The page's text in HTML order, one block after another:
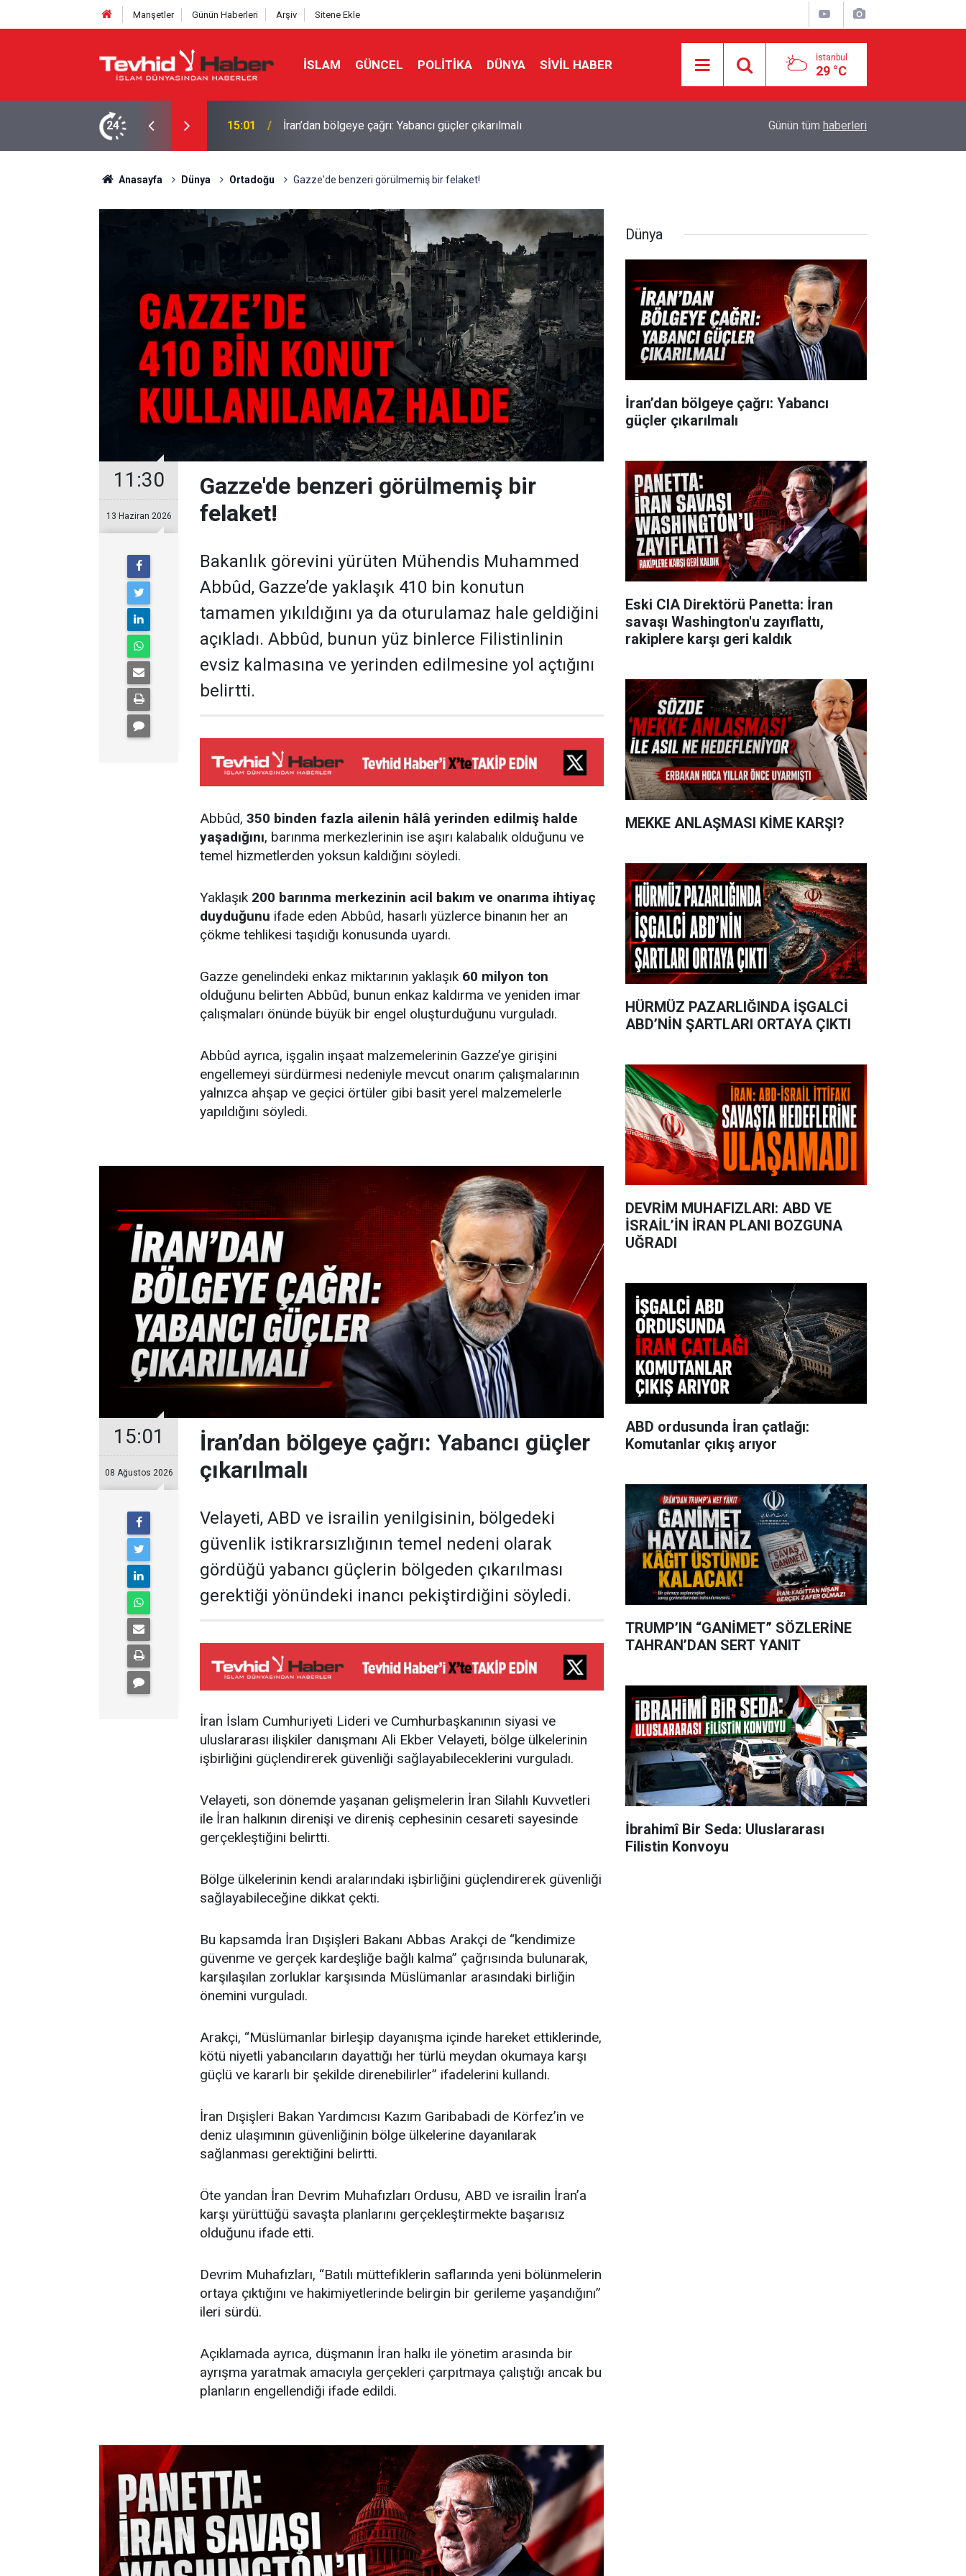
Manşetler Günün Haberleri Arşiv Sitene Ekle
İSLAM GÜNCEL POLITIKA DÜNYA SIVIL HABER İstanbul
29 °C
24 14:17
Eski CIA Direktörü Panetta: İran savaşı Washington'u zayıflattı, rakiplere karşı
geri kaldık
MEKKE ANLAŞMASI KİME KARŞI?
Günün tüm haberleri
Anasayfa Dünya Ortadoğu Gazze'de benzeri görülmemiş bir felaket!
11:30
13 Haziran 2026
Gazze'de benzeri görülmemiş bir
felaket!
Bakanlık görevini yürüten Mühendis Muhammed
Abbûd, Gazze’de yaklaşık 410 bin konutun
tamamen yıkıldığını ya da oturulamaz hale geldiğini
açıkladı. Abbûd, bunun yüz binlerce Filistinlinin
evsiz kalmasına ve yerinden edilmesine yol açtığını
belirtti.
Abbûd, 350 binden fazla ailenin hâlâ yerinden edilmiş halde
yaşadığını, barınma merkezlerinin ise aşırı kalabalık olduğunu ve
temel hizmetlerden yoksun kaldığını söyledi.
Yaklaşık 200 barınma merkezinin acil bakım ve onarıma ihtiyaç
duyduğunu ifade eden Abbûd, hasarlı yüzlerce binanın her an
çökme tehlikesi taşıdığı konusunda uyardı.
Gazze genelindeki enkaz miktarının yaklaşık 60 milyon ton
olduğunu belirten Abbûd, bunun enkaz kaldırma ve yeniden imar
çalışmaları önünde büyük bir engel oluşturduğunu vurguladı.
Abbûd ayrıca, işgalin inşaat malzemelerinin Gazze’ye girişini
engellemeyi sürdürmesi nedeniyle mevcut onarım çalışmalarının
yalnızca ahşap ve geçici örtüler gibi basit yerel malzemelerle
yapıldığını söyledi.
15:01
08 Ağustos 2026
İran’dan bölgeye çağrı: Yabancı güçler
çıkarılmalı
Velayeti, ABD ve israilin yenilgisinin, bölgedeki
güvenlik istikrarsızlığının temel nedeni olarak
gördüğü yabancı güçlerin bölgeden çıkarılması
gerektiği yönündeki inancı pekiştirdiğini söyledi.
İran İslam Cumhuriyeti Lideri ve Cumhurbaşkanının siyasi ve
uluslararası ilişkiler danışmanı Ali Ekber Velayeti, bölge ülkelerinin
işbirliğini güçlendirerek güvenliği sağlayabileceklerini vurguladı.
Velayeti, son dönemde yaşanan gelişmelerin İran Silahlı Kuvvetleri
ile İran halkının direnişi ve direniş cephesinin cesareti sayesinde
gerçekleştiğini belirtti.
Bölge ülkelerinin kendi aralarındaki işbirliğini güçlendirerek güvenliği
sağlayabileceğine dikkat çekti.
Bu kapsamda İran Dışişleri Bakanı Abbas Arakçi de “kendimize
güvenme ve gerçek kardeşliğe bağlı kalma” çağrısında bulunarak,
karşılaşılan zorluklar karşısında Müslümanlar arasındaki birliğin
önemini vurguladı.
Arakçi, “Müslümanlar birleşip dayanışma içinde hareket ettiklerinde,
kötü niyetli yabancıların dayattığı her türlü meydan okumaya karşı
güçlü ve kararlı bir şekilde direnebilirler” ifadelerini kullandı.
İran Dışişleri Bakan Yardımcısı Kazım Garibabadi de Körfez’in ve
deniz ulaşımının güvenliğinin bölge ülkelerine dayanılarak
sağlanması gerektiğini belirtti.
Öte yandan İran Devrim Muhafızları Ordusu, ABD ve israilin İran’a
karşı yürüttüğü savaşta planlarını gerçekleştirmekte başarısız
olduğunu ifade etti.
Devrim Muhafızları, “Batılı müttefiklerin saflarında yeni bölünmelerin
ortaya çıktığını ve hakimiyetlerinde belirgin bir gerileme yaşandığını”
ileri sürdü.
Açıklamada ayrıca, düşmanın İran halkı ile yönetim arasında bir
ayrışma yaratmak amacıyla gerçekleri çarpıtmaya çalıştığı ancak bu
planların engellendiği ifade edildi.
Dünya
İran’dan bölgeye çağrı: Yabancı
güçler çıkarılmalı
Eski CIA Direktörü Panetta: İran
savaşı Washington'u zayıflattı,
rakiplere karşı geri kaldık
MEKKE ANLAŞMASI KİME KARŞI?
HÜRMÜZ PAZARLIĞINDA İŞGALCİ
ABD’NİN ŞARTLARI ORTAYA ÇIKTI
DEVRİM MUHAFIZLARI: ABD VE
İSRAİL’İN İRAN PLANI BOZGUNA
UĞRADI
ABD ordusunda İran çatlağı:
Komutanlar çıkış arıyor
TRUMP’IN “GANİMET” SÖZLERİNE
TAHRAN’DAN SERT YANIT
İbrahimî Bir Seda: Uluslararası
Filistin Konvoyu